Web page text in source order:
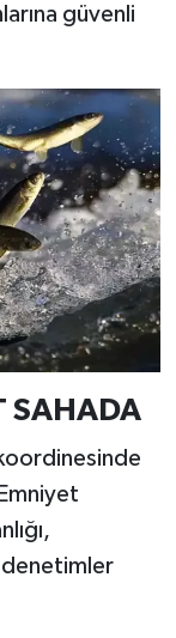
güvenli
SAHADA